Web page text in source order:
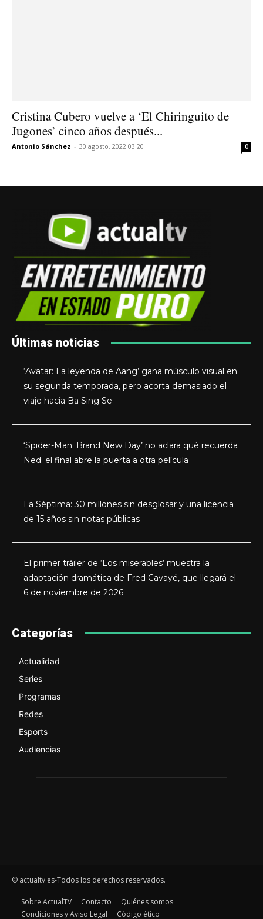
Cristina Cubero vuelve a ‘El Chiringuito de
Jugones’ cinco años después...
Antonio Sánchez - 30 agosto, 2022 03:20 0
Últimas noticias
‘Avatar: La leyenda de Aang’ gana músculo visual en
su segunda temporada, pero acorta demasiado el
viaje hacia Ba Sing Se
‘Spider-Man: Brand New Day’ no aclara qué recuerda
Ned: el final abre la puerta a otra película
La Séptima: 30 millones sin desglosar y una licencia
de 15 años sin notas públicas
El primer tráiler de ‘Los miserables’ muestra la
adaptación dramática de Fred Cavayé, que llegará el
6 de noviembre de 2026
Categorías
Actualidad
Series
Programas
Redes
Esports
Audiencias
© actualtv.es-Todos los derechos reservados.
Sobre ActualTV Contacto
Quiénes somos
Condiciones y Aviso Legal
Código ético